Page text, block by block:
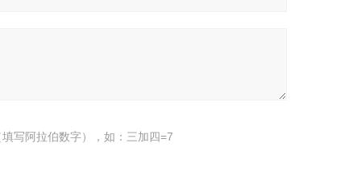
写阿拉伯数字），如：三加四=7